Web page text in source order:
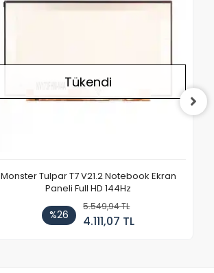
Tükendi
Monster Tulpar T7 V21.2 Notebook Ekran
Paneli Full HD 144Hz
%26
5.549,94 TL
4.111,07 TL